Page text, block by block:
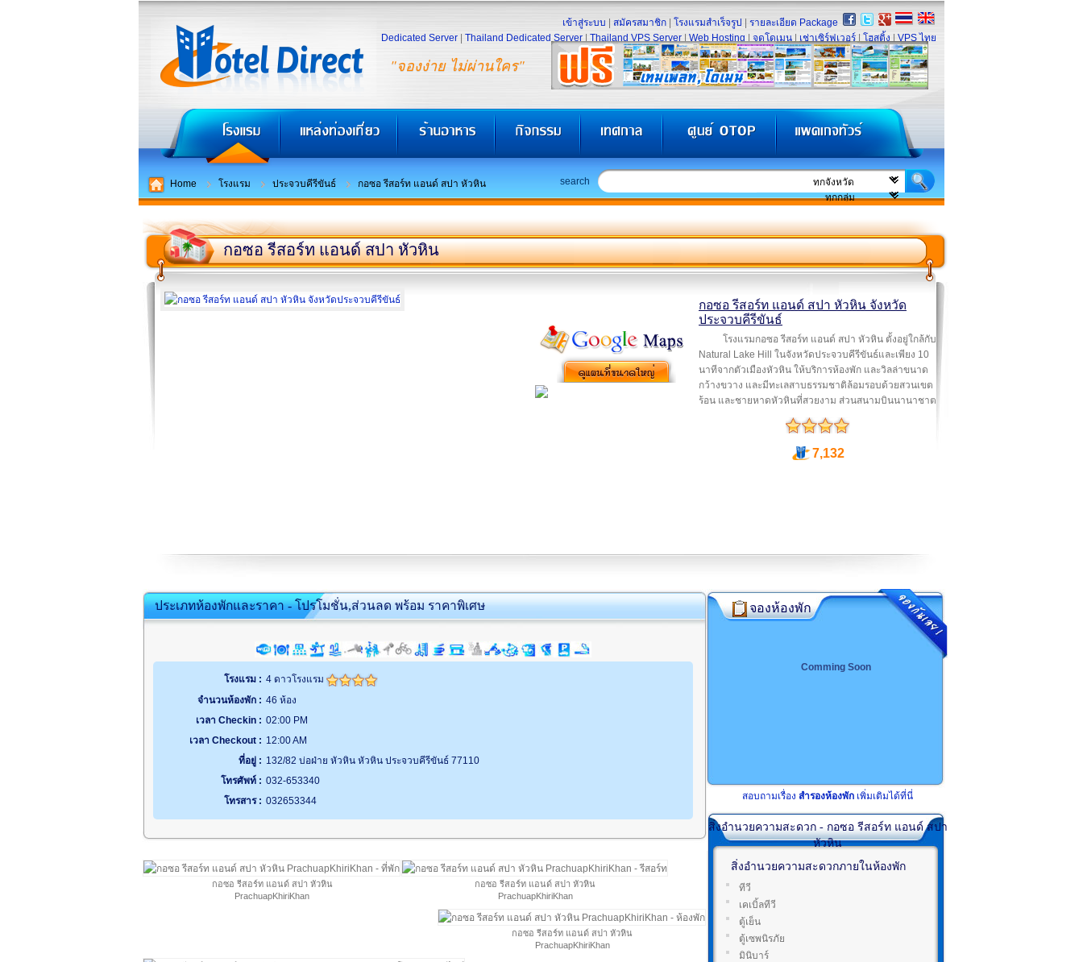
"จองง่าย ไม่ผ่านใคร"
เข้าสู่ระบบ สมัครสมาชิก โรงแรมสำเร็จรูป
รายละเอียด Package
Dedicated Server
Thailand Dedicated Server Thailand VPS Server Web Hosting จดโดเมน เช่าเซิร์ฟเวอร์ โฮสติ้ง VPS ไทย
Home โรงแรม ประจวบคีรีขันธ์ กอซอ รีสอร์ท แอนด์ สปา หัวหิน search
กอซอ รีสอร์ท แอนด์ สปา หัวหิน
กอซอ รีสอร์ท แอนด์ สปา หัวหิน จังหวัด
ประจวบคีรีขันธ์
โรงแรมกอซอ รีสอร์ท แอนด์ สปา หัวหิน ตั้งอยู่ใกล้กับ
Natural Lake Hill ในจังหวัดประจวบคีรีขันธ์และเพียง 10
นาทีจากตัวเมืองหัวหิน ให้บริการห้องพัก และวิลล่าขนาด
กว้างขวาง และมีทะเลสาบธรรมชาติล้อมรอบด้วยสวนเขต
ร้อน และชายหาดหัวหินที่สวยงาม ส่วนสนามบินนานาชาต
7,132
ประเภทห้องพักและราคา - โปรโมชั่น,ส่วนลด พร้อม ราคาพิเศษ
โรงแรม : 4 ดาวโรงแรม
จำนวนห้องพัก : 46 ห้อง
เวลา Checkin : 02:00 PM
เวลา Checkout : 12:00 AM
ที่อยู่ : 132/82 บ่อฝ่าย หัวหิน หัวหิน ประจวบคีรีขันธ์ 77110
โทรศัพท์ : 032-653340
โทรสาร : 032653344
กอซอ รีสอร์ท แอนด์ สปา หัวหิน
PrachuapKhiriKhan
กอซอ รีสอร์ท แอนด์ สปา หัวหิน
PrachuapKhiriKhan
กอซอ รีสอร์ท แอนด์ สปา หัวหิน
PrachuapKhiriKhan
จองห้องพัก
Comming Soon
สอบถามเรื่อง สำรองห้องพัก เพิ่มเติมได้ที่นี่
สิ่งอำนวยความสะดวก - กอซอ รีสอร์ท แอนด์ สปา
หัวหิน
สิ่งอำนวยความสะดวกภายในห้องพัก
ทีวี
เคเบิ้ลทีวี
ตู้เย็น
ตู้เซพนิรภัย
มินิบาร์